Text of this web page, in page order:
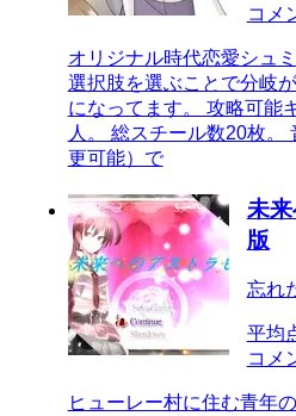
コメ
オリジナル時代恋愛シュ
選択肢を選ぶことで分岐
になってます。 攻略可能
人。 総スチール数20枚。
更可能）で
未
版
忘れ
平均
コメ
ヒューレー村に住む青年